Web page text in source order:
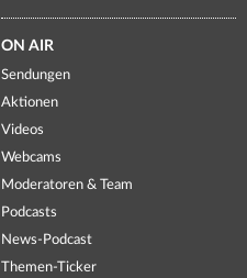
ON AIR
Sendungen
Aktionen
Videos
Webcams
Moderatoren & Team
Podcasts
News-Podcast
Themen-Ticker